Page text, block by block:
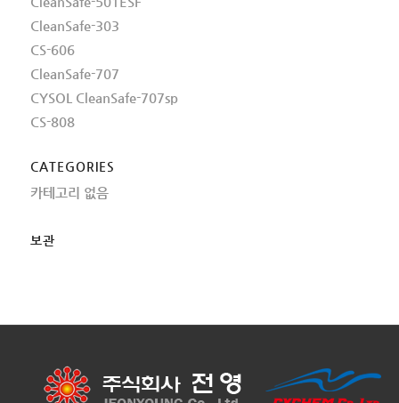
CleanSafe-303
CS-606
CleanSafe-707
CYSOL CleanSafe-707sp
CS-808
CATEGORIES
카테고리 없음
보관